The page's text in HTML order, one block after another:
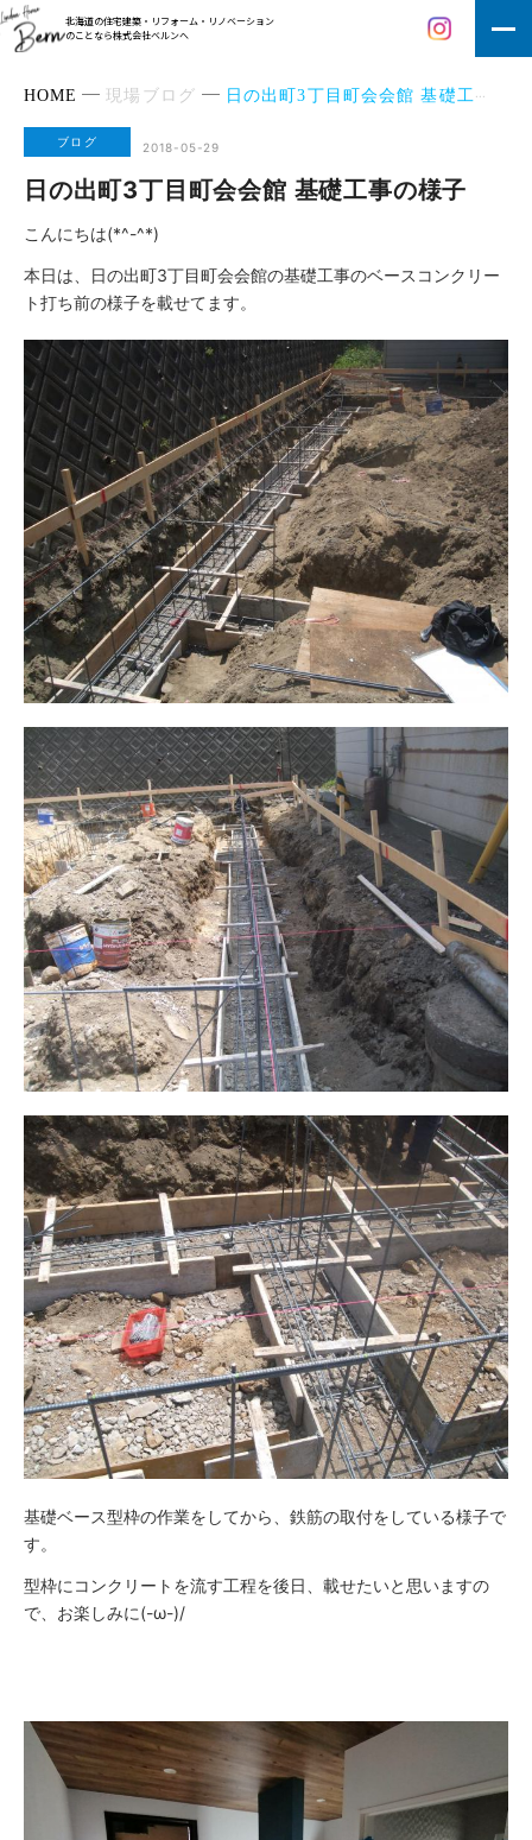
北海道の住宅建築・リフォーム・リノベーション
のことなら株式会社ベルンへ
HOME 現場ブログ 日の出町3丁目町会会館 基礎工事の様子
ブログ 2018-05-29
日の出町3丁目町会会館 基礎工事の様子
こんにちは(*^-^*)
本日は、日の出町3丁目町会会館の基礎工事のベースコンクリー
ト打ち前の様子を載せてます。
基礎ベース型枠の作業をしてから、鉄筋の取付をしている様子で
す。
型枠にコンクリートを流す工程を後日、載せたいと思いますの
で、お楽しみに(-ω-)/